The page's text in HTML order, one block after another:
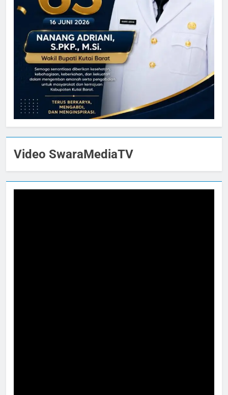
Video SwaraMediaTV